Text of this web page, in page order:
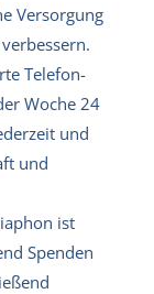
Versorgung
Telefon-
Woche 24
und
und
ist
Spenden